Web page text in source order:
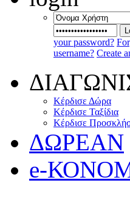
your password?
username? Create
Κέρδισε Δώρα
Κέρδισε Ταξίδια
Κέρδισε
ΔΩΡΕΑΝ
e-